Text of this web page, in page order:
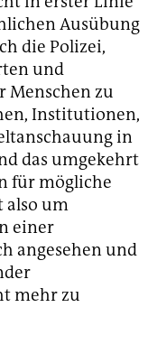
Ausübung
die Polizei,
und
zu
Institutionen,
in
das umgekehrt
für mögliche
also um
einer
angesehen und
mehr zu